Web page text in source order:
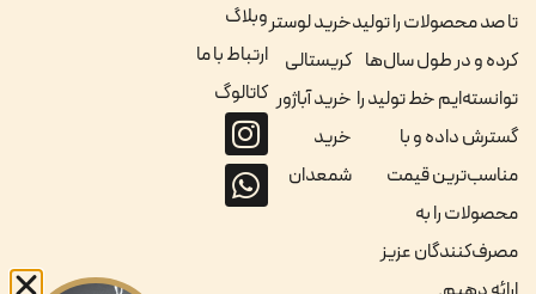
تا صد محصولات را تولید
کرده و در طول سال‌ها
توانسته‌ایم خط تولید را
گسترش داده و با
مناسب‌ترین قیمت
محصولات را به
مصرف‌کنندگان عزیز
خرید لوستر
کریستالی
خرید آباژور
خرید
شمعدان
وبلاگ
ارتباط با ما
کاتالوگ